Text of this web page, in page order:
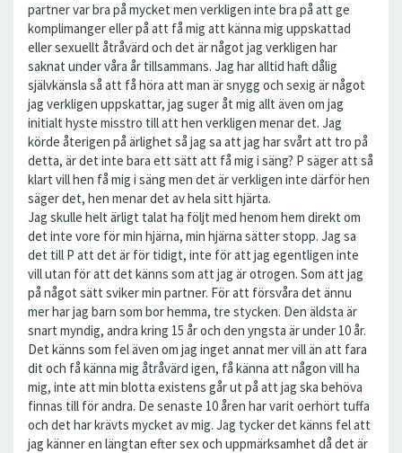
partner var bra på mycket men verkligen inte bra på att ge
komplimanger eller på att få mig att känna mig uppskattad
eller sexuellt åtråvärd och det är något jag verkligen har
saknat under våra år tillsammans. Jag har alltid haft dålig
självkänsla så att få höra att man är snygg och sexig är något
jag verkligen uppskattar, jag suger åt mig allt även om jag
initialt hyste misstro till att hen verkligen menar det. Jag
körde återigen på ärlighet så jag sa att jag har svårt att tro på
detta, är det inte bara ett sätt att få mig i säng? P säger att så
klart vill hen få mig i säng men det är verkligen inte därför hen
säger det, hen menar det av hela sitt hjärta.
Jag skulle helt ärligt talat ha följt med henom hem direkt om
det inte vore för min hjärna, min hjärna sätter stopp. Jag sa
det till P att det är för tidigt, inte för att jag egentligen inte
vill utan för att det känns som att jag är otrogen. Som att jag
på något sätt sviker min partner. För att försvåra det ännu
mer har jag barn som bor hemma, tre stycken. Den äldsta är
snart myndig, andra kring 15 år och den yngsta är under 10 år.
Det känns som fel även om jag inget annat mer vill än att fara
dit och få känna mig åtråvärd igen, få känna att någon vill ha
mig, inte att min blotta existens går ut på att jag ska behöva
finnas till för andra. De senaste 10 åren har varit oerhört tuffa
och det har krävts mycket av mig. Jag tycker det känns fel att
jag känner en längtan efter sex och uppmärksamhet då det är